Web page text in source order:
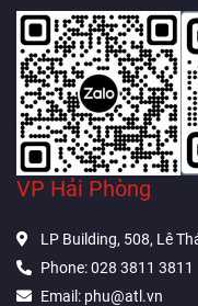
VP Hải Phòng
LP Building, 508, Lê
Phone: 028 3811 3811
Email: phu@atl.vn